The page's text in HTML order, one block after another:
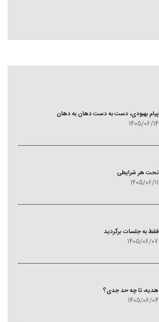
پیام بهبودی، دست به دست دهان به دهان
1405/06/14
تحت هر شرایطی
1405/06/11
فقط به جلسات برگردید
1405/06/07
هدیه، تا چه حد جدی؟
1405/06/04